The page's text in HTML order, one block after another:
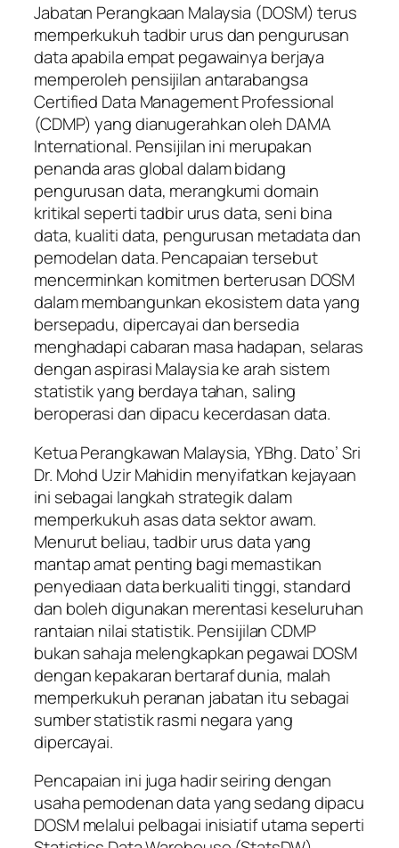
Jabatan Perangkaan Malaysia (DOSM) terus
memperkukuh tadbir urus dan pengurusan
data apabila empat pegawainya berjaya
memperoleh pensijilan antarabangsa
Certified Data Management Professional
(CDMP) yang dianugerahkan oleh DAMA
International. Pensijilan ini merupakan
penanda aras global dalam bidang
pengurusan data, merangkumi domain
kritikal seperti tadbir urus data, seni bina
data, kualiti data, pengurusan metadata dan
pemodelan data. Pencapaian tersebut
mencerminkan komitmen berterusan DOSM
dalam membangunkan ekosistem data yang
bersepadu, dipercayai dan bersedia
menghadapi cabaran masa hadapan, selaras
dengan aspirasi Malaysia ke arah sistem
statistik yang berdaya tahan, saling
beroperasi dan dipacu kecerdasan data.
Ketua Perangkawan Malaysia, YBhg. Dato’ Sri
Dr. Mohd Uzir Mahidin menyifatkan kejayaan
ini sebagai langkah strategik dalam
memperkukuh asas data sektor awam.
Menurut beliau, tadbir urus data yang
mantap amat penting bagi memastikan
penyediaan data berkualiti tinggi, standard
dan boleh digunakan merentasi keseluruhan
rantaian nilai statistik. Pensijilan CDMP
bukan sahaja melengkapkan pegawai DOSM
dengan kepakaran bertaraf dunia, malah
memperkukuh peranan jabatan itu sebagai
sumber statistik rasmi negara yang
dipercayai.
Pencapaian ini juga hadir seiring dengan
usaha pemodenan data yang sedang dipacu
DOSM melalui pelbagai inisiatif utama seperti